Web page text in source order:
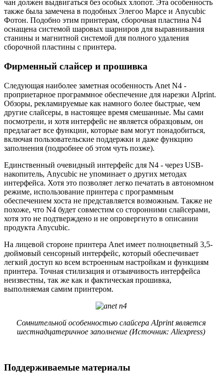
чан должен выдвигаться без особых хлопот. Эта особенность
также была замечена в подобных Элегоо Марсе и Anycubic
Фотон. Подобно этим принтерам, сборочная пластина N4
оснащена системой шаровых шарниров для выравнивания
станины и магнитной системой для полного удаления
сборочной пластины с принтера.
Фирменный слайсер и прошивка
Следующая наиболее заметная особенность Anet N4 -
проприетарное программное обеспечение для нарезки AIprint.
Обзоры, рекламируемые как намного более быстрые, чем
другие слайсеры, в настоящее время смешанные. Мы сами
посмотрели, и хотя интерфейс не является образцовым, он
предлагает все функции, которые вам могут понадобиться,
включая пользовательские поддержки и даже функцию
заполнения (подробнее об этом чуть позже).
Единственный очевидный интерфейс для N4 - через USB-
накопитель, Anycubic не упоминает о других методах
интерфейса. Хотя это позволяет легко печатать в автономном
режиме, использование принтера с программным
обеспечением хоста не представляется возможным. Также не
похоже, что N4 будет совместим со сторонними слайсерами,
хотя это не подтверждено и не опровергнуто в описании
продукта Anycubic.
На лицевой стороне принтера Anet имеет полноцветный 3,5-
дюймовый сенсорный интерфейс, который обеспечивает
легкий доступ ко всем встроенным настройкам и функциям
принтера. Точная стилизация и отзывчивость интерфейса
неизвестны, так же как и фактическая прошивка,
выполняемая самим принтером.
Сомнительной особенностью слайсера AIprint является
шестнадцатеричное заполнение (Источник: Aliexpress)
Поддерживаемые материалы